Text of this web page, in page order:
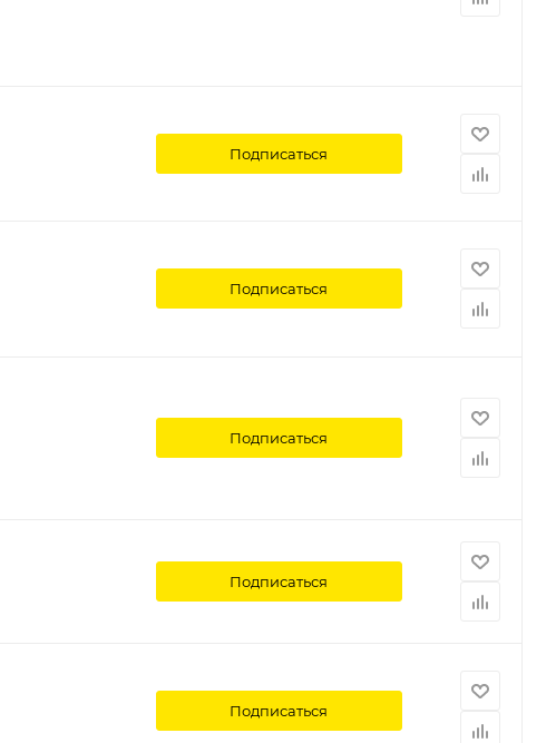
Подписаться
Подписаться
Подписаться
Подписаться
Подписаться